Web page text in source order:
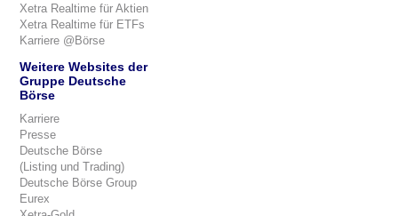
Xetra Realtime für Aktien
Xetra Realtime für ETFs
Karriere @Börse
Weitere Websites der
Gruppe Deutsche
Börse
Karriere
Presse
Deutsche Börse
(Listing und Trading)
Deutsche Börse Group
Eurex